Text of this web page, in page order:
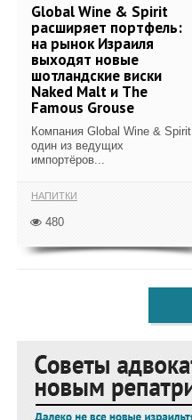
Global Wine & Spirit
расширяет портфель:
на рынок Израиля
выходят новые
шотландские виски
Naked Malt и The
Famous Grouse
Компания Global Wine & Spirit,
один из ведущих
импортёров...
НАПИТКИ
480